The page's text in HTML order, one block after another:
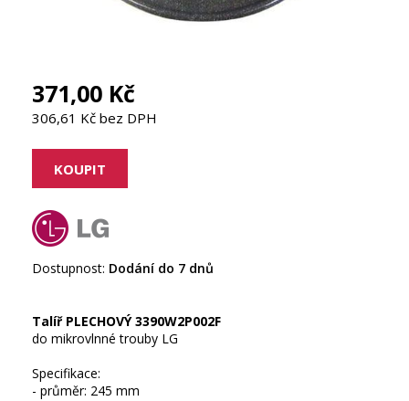
371,00 Kč
306,61 Kč bez DPH
Dostupnost: Dodání do 7 dnů
Talíř PLECHOVÝ 3390W2P002F
do mikrovlnné trouby LG
Specifikace:
- průměr: 245 mm